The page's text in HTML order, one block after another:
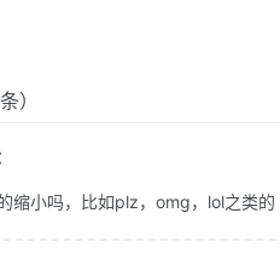
）
缩小吗，比如plz，omg，lol之类的